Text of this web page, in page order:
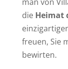
man von
die Heimat
freuen, Sie
bewirten.